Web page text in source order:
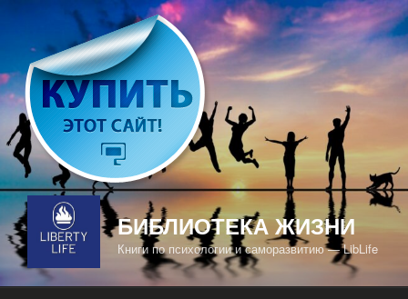
содержимому
БИБЛИОТЕКА ЖИЗНИ
Книги по психологии и саморазвитию — LibLife